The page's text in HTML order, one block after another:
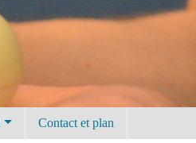
Contact et plan